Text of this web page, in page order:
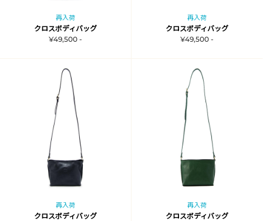
再入荷
クロスボディバッグ
¥49,500 -
再入荷
クロスボディバッグ
¥49,500 -
再入荷
クロスボディバッグ
再入荷
クロスボディバッグ